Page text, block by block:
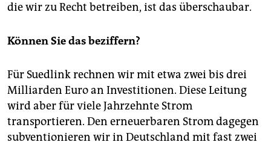
die wir zu Recht betreiben, ist das überschaubar.
Können Sie das beziffern?
Für Suedlink rechnen wir mit etwa zwei bis drei
Milliarden Euro an Investitionen. Diese Leitung
wird aber für viele Jahrzehnte Strom
transportieren. Den erneuerbaren Strom dagegen
subventionieren wir in Deutschland mit fast zwei